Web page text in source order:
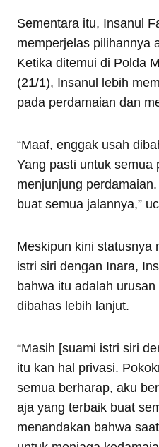
Sementara itu, Insanul
memperjelas pilihannya
Ketika ditemui di Polda
(21/1), Insanul lebih
pada perdamaian dan
“Maaf, enggak usah
Yang pasti untuk semua
menjunjung
buat semua jalannya,”
Meskipun kini statusnya
istri siri dengan Inara,
bahwa itu adalah
dibahas lebih lanjut.
“Masih [suami istri siri
itu kan hal privasi.
semua berharap, aku
aja yang terbaik buat
menandakan bahwa